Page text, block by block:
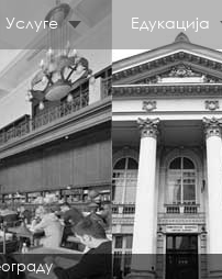
Услуге Едукација